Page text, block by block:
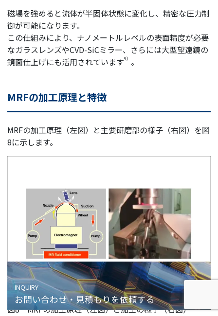
磁場を強めると流体が半固体状態に変化し、精密な圧力制
御が可能になります。
この仕組みにより、ナノメートルレベルの表面精度が必要
なガラスレンズやCVD-SiCミラー、さらには大型望遠鏡の
鏡面仕上げにも活用されています9） 。
MRFの加工原理と特徴
MRFの加工原理（左図）と主要研磨部の様子（右図）を図
8に示します。
図8 MRFの加工原理（左図）と加工の様子（右図）
お問い合わせ・見積もりを依頼する